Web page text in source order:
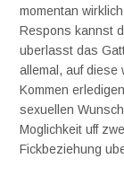
momentan
Respons kannst
uberlasst das
allemal, auf diese
Kommen
sexuellen
Moglichkeit uff
Fickbeziehung